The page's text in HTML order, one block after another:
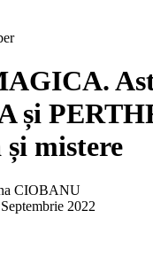
și
și mistere
CIOBANU
2022